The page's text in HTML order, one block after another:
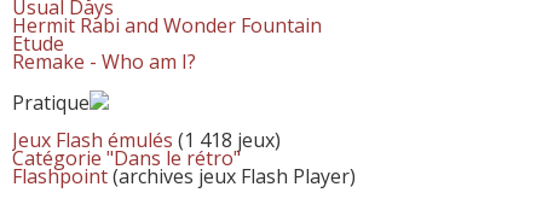
Usual Days
Hermit Rabi and Wonder Fountain
Etude
Remake - Who am I?
Pratique
Jeux Flash émulés (1 418 jeux)
Catégorie "Dans le rétro"
Flashpoint(archives jeux Flash Player)